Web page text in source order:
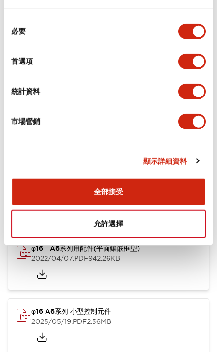
必要
首選項
統計資料
市場營銷
顯示詳細資料
全部接受
允許選擇
環境規範
機械規格
安裝和安裝規範
型錄和宣傳手冊 CAD檔 認證與標準 技術文件
φ16 A6系列用配件(平面鑲嵌框型)
2022/04/07.PDF942.26KB
φ16 A6系列 小型控制元件
2025/05/19.PDF2.36MB